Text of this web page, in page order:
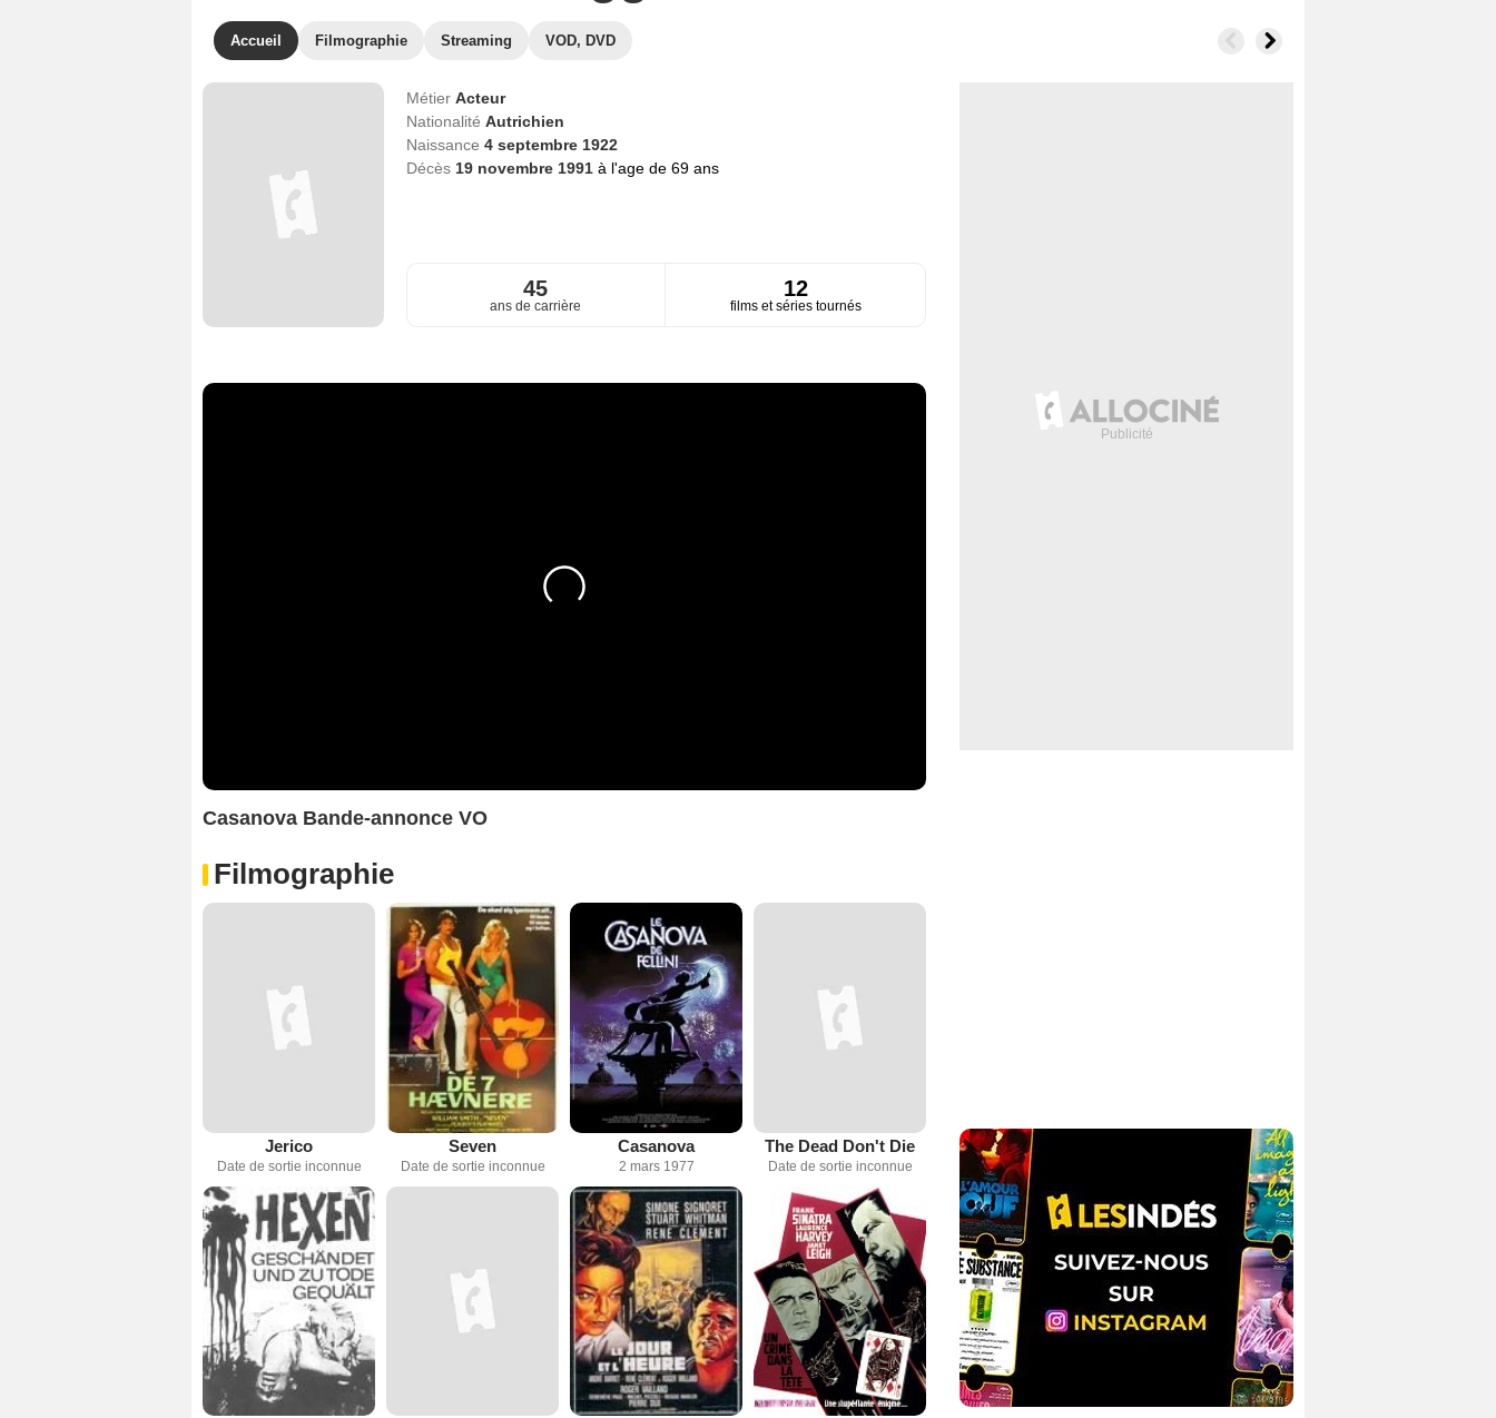
Accueil Filmographie Streaming VOD, DVD
Métier Acteur
Nationalité Autrichien
Naissance 4 septembre 1922
Décès 19 novembre 1991 à l'age de 69 ans
45
ans de carrière
12
films et séries tournés
Casanova Bande-annonce VO
Filmographie
Jerico
Date de sortie inconnue
Seven
Date de sortie inconnue
Casanova
2 mars 1977
The Dead Don't Die
Date de sortie inconnue